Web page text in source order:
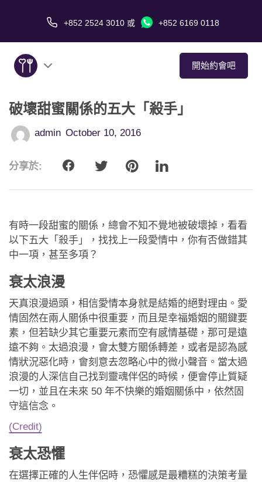
+852 2524 3010 或 +852 6169 0118
開始約會吧
關於我們
服務
愛情故事
約會技巧
聯絡我們
破壞甜蜜關係的五大「殺手」
admin October 10, 2016
分享於:
有時一段甜蜜的關係，總會不知不覺地被破壞掉，看看
以下五大「殺手」，找找上一段愛情中，你有否做錯其
中一項，甚至多項？
衰太浪漫
天真浪漫過頭，相信愛情本身就是結婚的絕對理由。愛
情固然在兩人關係中很重要，而且是幸福婚姻的關鍵要
素，但若缺少其它重要元素而空有感情基礎，那可是遠
遠不夠。太過浪漫，會太雙方關係轉差，或者是認為感
情狀況惡化時，會刻意去忽略心中的微小聲音。當太過
浪漫的人深信自己找到靈魂伴侶的時候，便會停止質疑
一切，並且在未來 50 年不快樂的婚姻關係中，依然固
守這信念。
(Credit)
衰太恐懼
在選擇正確的人生伴侶時，恐懼感是最糟糕的決策考量